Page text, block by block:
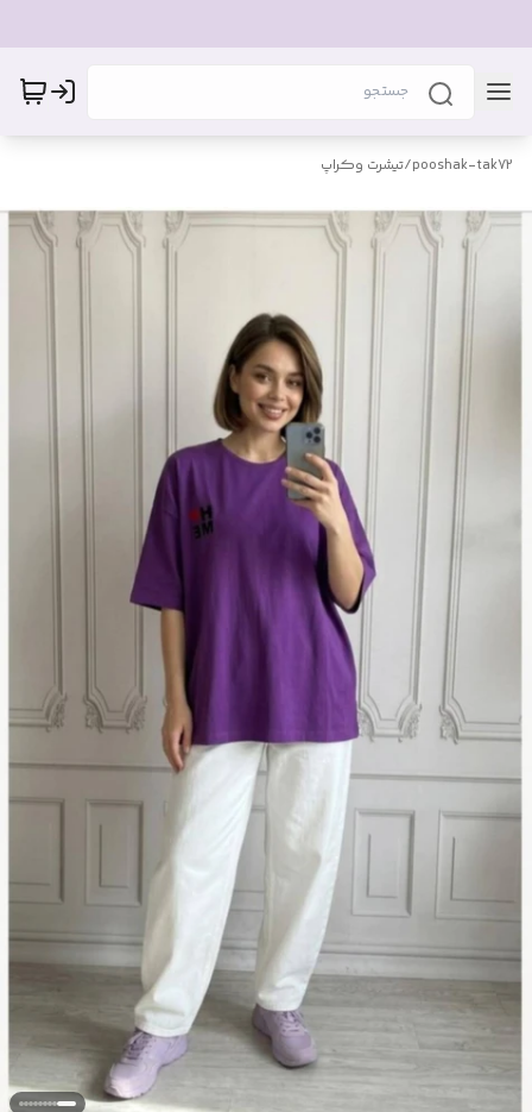
pooshak-tak72
/تیشرت وکراپ